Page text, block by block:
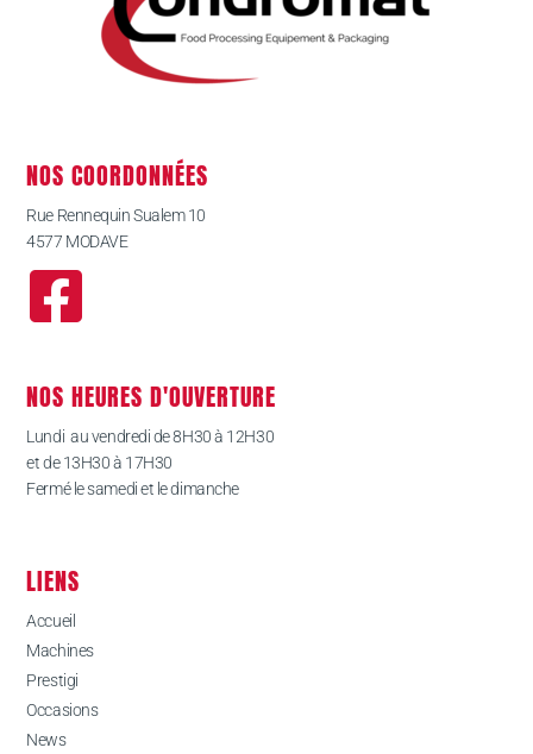
NOS COORDONNÉES
Rue Rennequin Sualem 10
4577 MODAVE
NOS HEURES D'OUVERTURE
Lundi au vendredi de 8H30 à 12H30
et de 13H30 à 17H30
Fermé le samedi et le dimanche
LIENS
Accueil
Machines
Prestigi
Occasions
News